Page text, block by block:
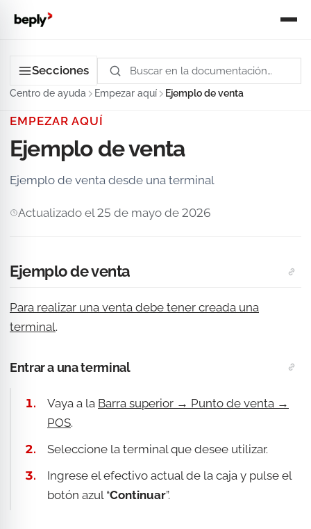
Secciones
Centro de ayuda Empezar aquí Ejemplo de venta
EMPEZAR AQUÍ
Ejemplo de venta
Ejemplo de venta desde una terminal
Actualizado el 25 de mayo de 2026
Ejemplo de venta
Para realizar una venta debe tener creada una
terminal.
Entrar a una terminal
Vaya a la Barra superior → Punto de venta →
POS.
Seleccione la terminal que desee utilizar.
Ingrese el efectivo actual de la caja y pulse el
botón azul “Continuar”.